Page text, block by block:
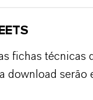
fichas técnicas
download serão